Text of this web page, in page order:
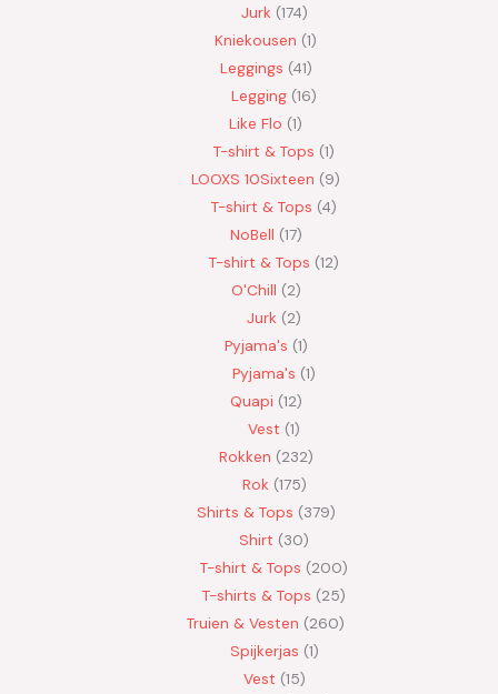
Jurk 174
Kniekousen 1
Leggings 41
Legging 16
Like Flo 1
T-shirt & Tops 1
LOOXS 10Sixteen
9
T-shirt & Tops 4
NoBell 17
T-shirt & Tops 12
O'Chill 2
Jurk 2
Pyjama's 1
Pyjama's 1
Quapi 12
Vest 1
Rokken 232
Rok 175
Shirts & Tops 379
Shirt
30
T-shirt & Tops
200
T-shirts & Tops
25
Truien & Vesten
260
Spijkerjas 1
Vest 15